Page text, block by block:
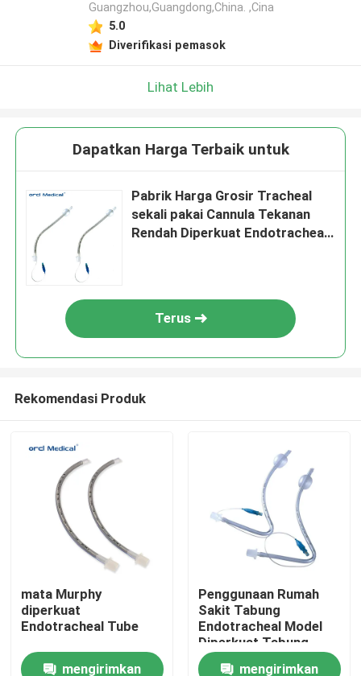
Produk
Video
Guangzhou,Guangdong,China. ,Cina
5.0
Diverifikasi pemasok
Lihat Lebih
Dapatkan Harga Terbaik untuk
Pabrik Harga Grosir Tracheal
sekali pakai Cannula Tekanan
Rendah Diperkuat Endotracheal
Terus
Rekomendasi Produk
mata Murphy
diperkuat
Endotracheal Tube
mengirimkan
Penggunaan Rumah
Sakit Tabung
Endotracheal Model
Diperkuat Tabung
Endotracheal hidung
mengirimkan